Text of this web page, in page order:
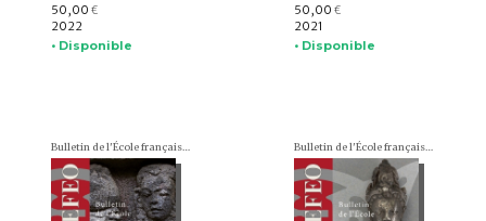
50,00 €
2022
• Disponible
50,00 €
2021
• Disponible
Bulletin de l'École française d'Extrême-Orient (BEFEO) Bulletin de l'École française d'Extrême-Orient (BEFEO)